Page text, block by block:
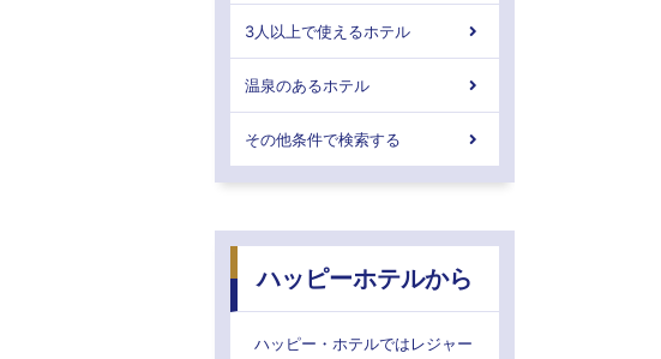
3人以上で使えるホテル
温泉のあるホテル
その他条件で検索する
ハッピーホテルから
ハッピー・ホテルではレジャー